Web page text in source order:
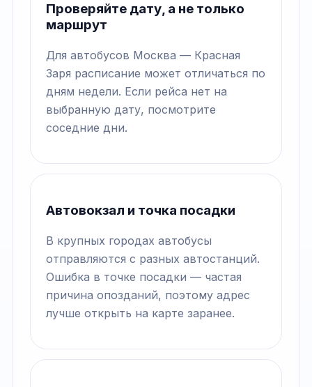
Проверяйте дату, а не только
маршрут
Для автобусов Москва — Красная
Заря расписание может отличаться по
дням недели. Если рейса нет на
выбранную дату, посмотрите
соседние дни.
Автовокзал и точка посадки
В крупных городах автобусы
отправляются с разных автостанций.
Ошибка в точке посадки — частая
причина опозданий, поэтому адрес
лучше открыть на карте заранее.